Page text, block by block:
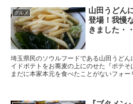
グルメ
山田うどん
登場！我慢
きました・
埼玉県民のソウルフードである山田うどん
イドポテトをお蕎麦の上にのせた『ポテそ
まだに本家本元を食べたことがないフォ
が、もう我慢ならないと山田うどんにひ